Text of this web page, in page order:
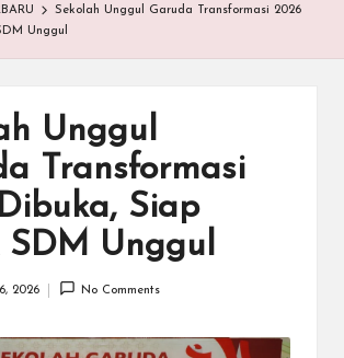
Sekolah Unggul Garuda Transformasi 2026
Unggul
Unggul
Transformasi
Siap
SDM Unggul
2026 No Comments